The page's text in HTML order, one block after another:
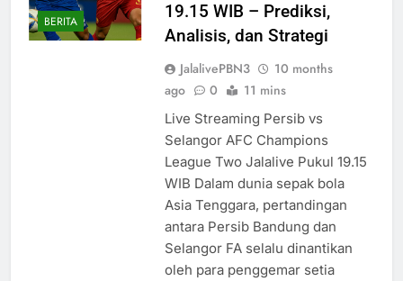
BERITA
19.15 WIB – Prediksi,
Analisis, dan Strategi
JalalivePBN3
10 months
ago
0 11 mins
Live Streaming Persib vs
Selangor AFC Champions
League Two Jalalive Pukul 19.15
WIB Dalam dunia sepak bola
Asia Tenggara, pertandingan
antara Persib Bandung dan
Selangor FA selalu dinantikan
oleh para penggemar setia